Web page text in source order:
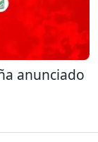
anunciado